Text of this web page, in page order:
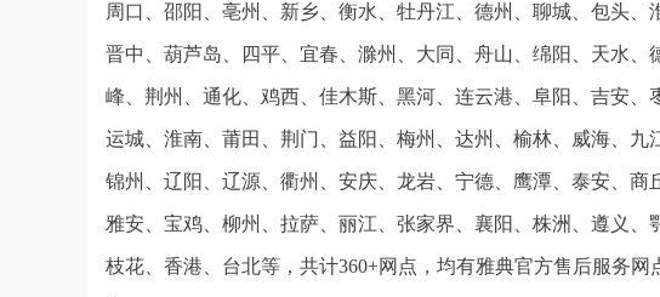
周口、邵阳、亳州、新乡、衡水、牡丹江、德州、聊城、包头
晋中、葫芦岛、四平、宜春、滁州、大同、舟山、绵阳、天水
峰、荆州、通化、鸡西、佳木斯、黑河、连云港、阜阳、吉安
运城、淮南、莆田、荆门、益阳、梅州、达州、榆林、威海、
锦州、辽阳、辽源、衢州、安庆、龙岩、宁德、鹰潭、泰安、
雅安、宝鸡、柳州、拉萨、丽江、张家界、襄阳、株洲、遵义
枝花、香港、台北等，共计360+网点，均有雅典官方售后服务